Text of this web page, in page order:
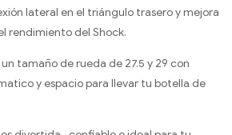
lateral en el triángulo trasero y mejora
rendimiento del Shock.
tamaño de rueda de 27.5 y 29 con
y espacio para llevar tu botella de